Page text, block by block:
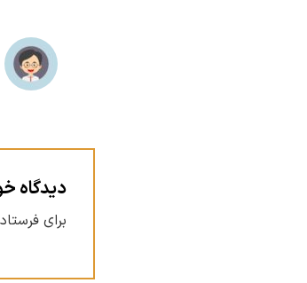
دیدگاه
برای